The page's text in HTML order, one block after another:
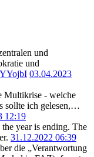
und
und
03.04.2023
Multikrise - welche
sollte ich gelesen,…
12:19
year is ending. The
31.12.2022 06:39
die „Verantwortung